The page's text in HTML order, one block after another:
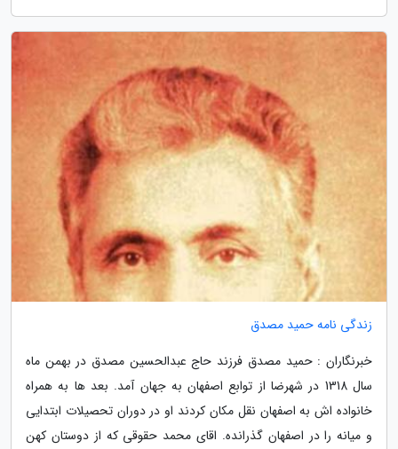
زندگی نامه حمید مصدق
خبرنگاران : حمید مصدق فرزند حاج عبدالحسین مصدق در بهمن ماه
سال 1318 در شهرضا از توابع اصفهان به جهان آمد. بعد ها به همراه
خانواده اش به اصفهان نقل مکان کردند او در دوران تحصیلات ابتدایی
و میانه را در اصفهان گذرانده. اقای محمد حقوقی که از دوستان کهن